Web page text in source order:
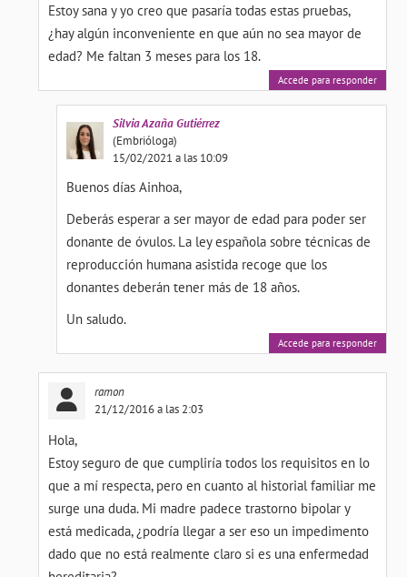
Estoy sana y yo creo que pasaría todas estas pruebas,
¿hay algún inconveniente en que aún no sea mayor de
edad? Me faltan 3 meses para los 18.
Accede para responder
SilviaAzaña Gutiérrez
(Embrióloga)
15/02/2021 a las 10:09
Buenos días Ainhoa,
Deberás esperar a ser mayor de edad para poder ser
donante de óvulos. La ley española sobre técnicas de
reproducción humana asistida recoge que los
donantes deberán tener más de 18 años.
Un saludo.
Accede para responder
ramon
21/12/2016 a las 2:03
Hola,
Estoy seguro de que cumpliría todos los requisitos en lo
que a mí respecta, pero en cuanto al historial familiar me
surge una duda. Mi madre padece trastorno bipolar y
está medicada, ¿podría llegar a ser eso un impedimento
dado que no está realmente claro si es una enfermedad